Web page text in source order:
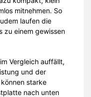
mitnehmen. So
laufen die
zu einem gewissen
Vergleich auffällt,
und der
starke
nach unten